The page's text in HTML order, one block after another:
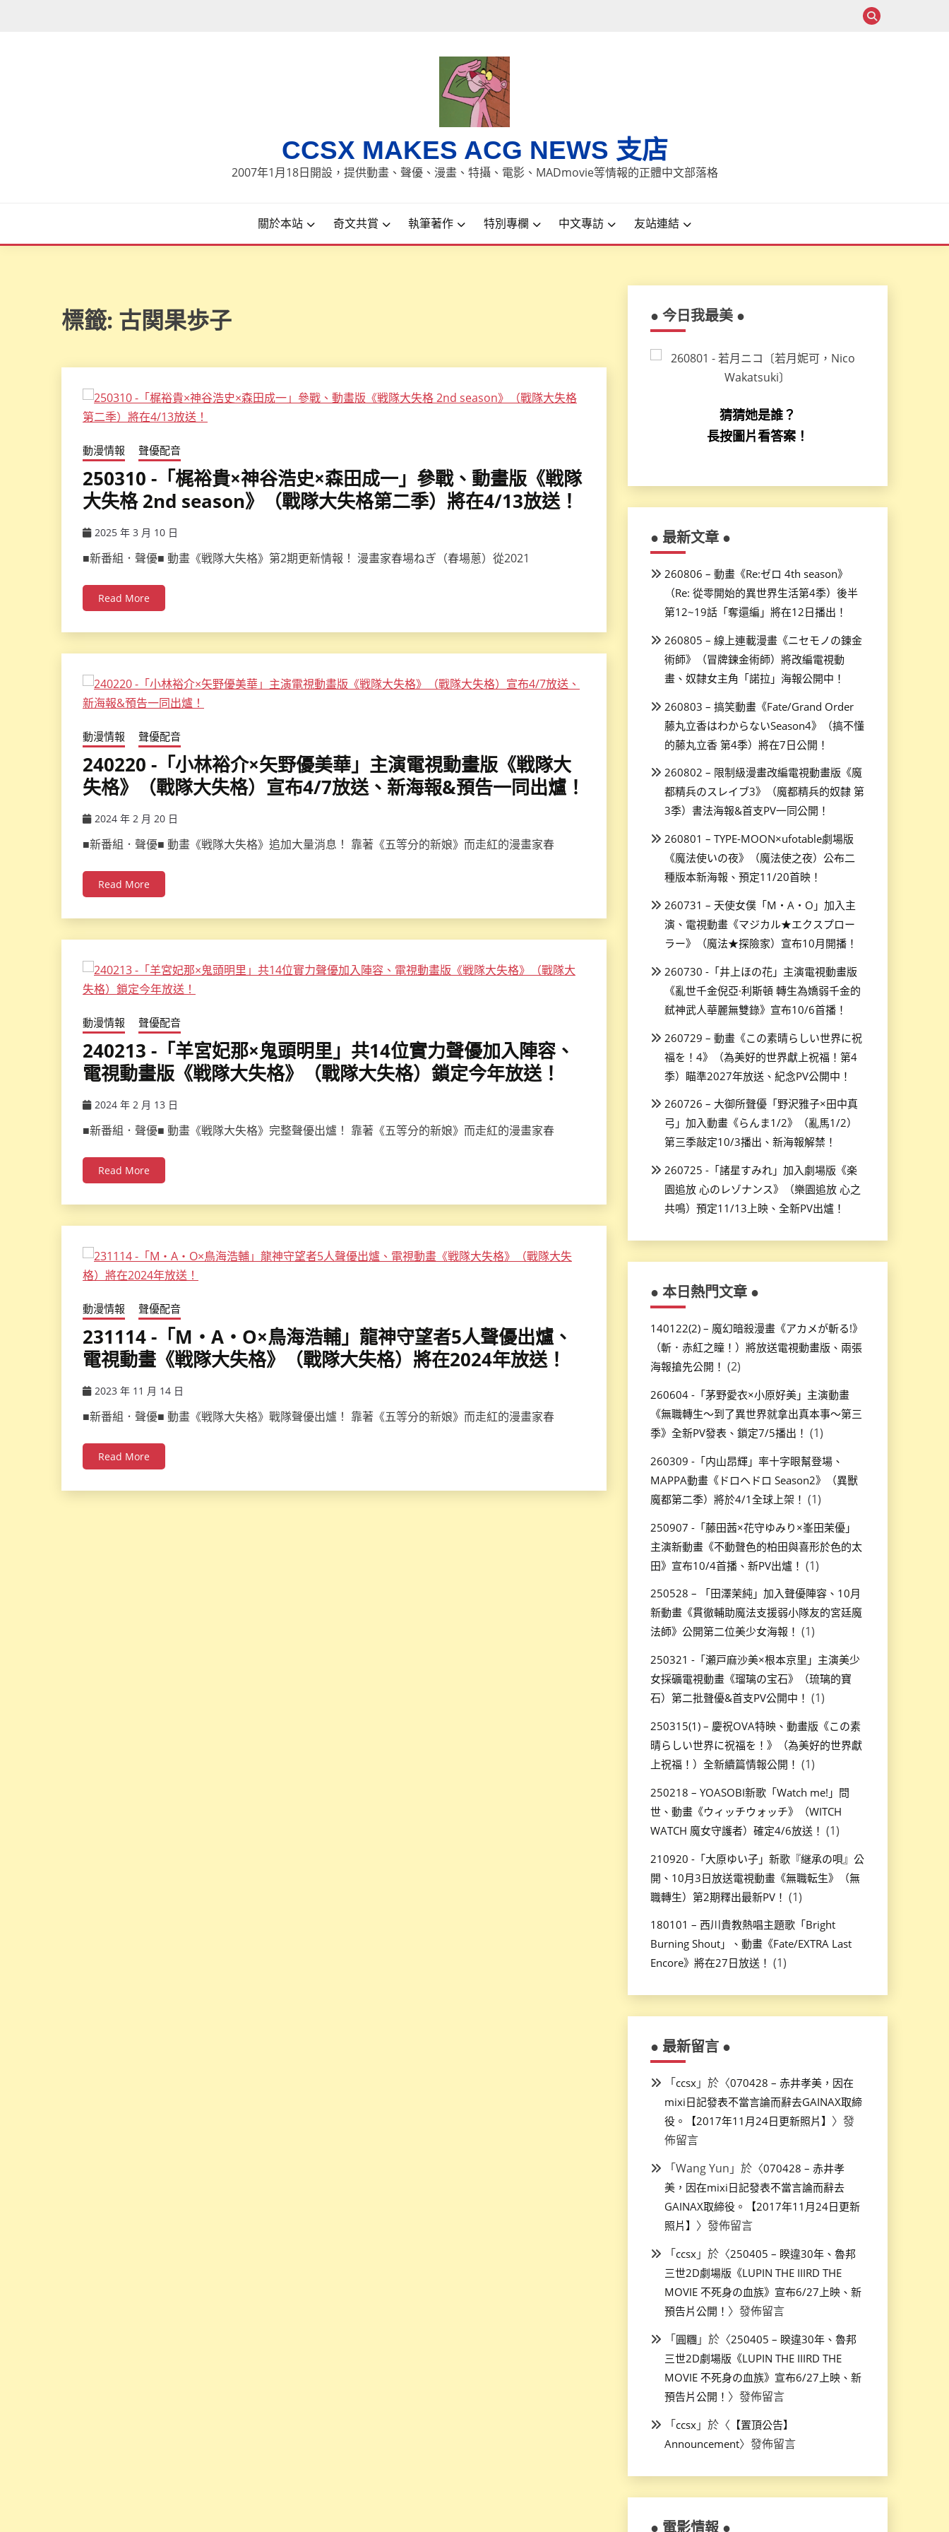
CCSX MAKES ACG NEWS 支店
2007年1月18日開設，提供動畫、聲優、漫畫、特攝、電影、MADmovie等情報的正體中文部落格
關於本站 奇文共賞 執筆著作 特別專欄 中文專訪 友站連結
標籤: 古関果歩子
動漫情報 聲優配音
250310 -「梶裕貴×神谷浩史×森田成一」參戰、動畫版《戦隊
大失格 2nd season》（戰隊大失格第二季）將在4/13放送！
2025 年 3 月 10 日
■新番組．聲優■ 動畫《戦隊大失格》第2期更新情報！ 漫畫家春場ねぎ（春場蔥）從2021
Read More
動漫情報 聲優配音
240220 -「小林裕介×矢野優美華」主演電視動畫版《戦隊大
失格》（戰隊大失格）宣布4/7放送、新海報&預告一同出爐！
2024 年 2 月 20 日
■新番組．聲優■ 動畫《戦隊大失格》追加大量消息！ 靠著《五等分的新娘》而走紅的漫畫家春
Read More
動漫情報 聲優配音
240213 -「羊宮妃那×鬼頭明里」共14位實力聲優加入陣容、
電視動畫版《戦隊大失格》（戰隊大失格）鎖定今年放送！
2024 年 2 月 13 日
■新番組．聲優■ 動畫《戦隊大失格》完整聲優出爐！ 靠著《五等分的新娘》而走紅的漫畫家春
Read More
動漫情報 聲優配音
231114 -「M・A・O×鳥海浩輔」龍神守望者5人聲優出爐、
電視動畫《戦隊大失格》（戰隊大失格）將在2024年放送！
2023 年 11 月 14 日
■新番組．聲優■ 動畫《戦隊大失格》戰隊聲優出爐！ 靠著《五等分的新娘》而走紅的漫畫家春
Read More
● 今日我最美 ●
猜猜她是誰？
長按圖片看答案！
● 最新文章 ●
260806 – 動畫《Re:ゼロ 4th season》
（Re: 從零開始的異世界生活第4季）後半
第12~19話「奪還編」將在12日播出！
260805 – 線上連載漫畫《ニセモノの錬金
術師》（冒牌鍊金術師）將改編電視動
畫、奴隸女主角「諾拉」海報公開中！
260803 – 搞笑動畫《Fate/Grand Order
藤丸立香はわからないSeason4》（搞不懂
的藤丸立香 第4季）將在7日公開！
260802 – 限制級漫畫改編電視動畫版《魔
都精兵のスレイブ3》（魔都精兵的奴隸 第
3季）書法海報&首支PV一同公開！
260801 – TYPE-MOON×ufotable劇場版
《魔法使いの夜》（魔法使之夜）公布二
種版本新海報、預定11/20首映！
260731 – 天使女僕「M・A・O」加入主
演、電視動畫《マジカル★エクスプロー
ラー》（魔法★探險家）宣布10月開播！
260730 -「井上ほの花」主演電視動畫版
《亂世千金倪亞·利斯頓 轉生為嬌弱千金的
弒神武人華麗無雙錄》宣布10/6首播！
260729 – 動畫《この素晴らしい世界に祝
福を！4》（為美好的世界獻上祝福！第4
季）瞄準2027年放送、紀念PV公開中！
260726 – 大御所聲優「野沢雅子×田中真
弓」加入動畫《らんま1/2》（亂馬1/2）
第三季敲定10/3播出、新海報解禁！
260725 -「諸星すみれ」加入劇場版《楽
園追放 心のレゾナンス》（樂園追放 心之
共鳴）預定11/13上映、全新PV出爐！
● 本日熱門文章 ●
140122(2) – 魔幻暗殺漫畫《アカメが斬る!》
（斬．赤紅之瞳！）將放送電視動畫版、兩張
海報搶先公開！ (2)
260604 -「茅野愛衣×小原好美」主演動畫
《無職轉生～到了異世界就拿出真本事～第三
季》全新PV發表、鎖定7/5播出！ (1)
260309 -「内山昂輝」率十字眼幫登場、
MAPPA動畫《ドロヘドロ Season2》（異獸
魔都第二季）將於4/1全球上架！ (1)
250907 -「藤田茜×花守ゆみり×峯田茉優」
主演新動畫《不動聲色的柏田與喜形於色的太
田》宣布10/4首播、新PV出爐！ (1)
250528 – 「田澤茉純」加入聲優陣容、10月
新動畫《貫徹輔助魔法支援弱小隊友的宮廷魔
法師》公開第二位美少女海報！ (1)
250321 -「瀬戸麻沙美×根本京里」主演美少
女採礦電視動畫《瑠璃の宝石》（琉璃的寶
石）第二批聲優&首支PV公開中！ (1)
250315(1) – 慶祝OVA特映、動畫版《この素
晴らしい世界に祝福を！》（為美好的世界獻
上祝福！）全新續篇情報公開！ (1)
250218 – YOASOBI新歌「Watch me!」問
世、動畫《ウィッチウォッチ》（WITCH
WATCH 魔女守護者）確定4/6放送！ (1)
210920 -「大原ゆい子」新歌『継承の唄』公
開、10月3日放送電視動畫《無職転生》（無
職轉生）第2期釋出最新PV！ (1)
180101 – 西川貴教熱唱主題歌「Bright
Burning Shout」、動畫《Fate/EXTRA Last
Encore》將在27日放送！ (1)
● 最新留言 ●
「ccsx」於〈070428 – 赤井孝美，因在
mixi日記發表不當言論而辭去GAINAX取締
役。【2017年11月24日更新照片】 〉發
佈留言
「Wang Yun 」於〈070428 – 赤井孝
美，因在mixi日記發表不當言論而辭去
GAINAX取締役。【2017年11月24日更新
照片】 〉發佈留言
「ccsx」於〈250405 – 睽違30年、魯邦
三世2D劇場版《LUPIN THE IIIRD THE
MOVIE 不死身の血族》宣布6/27上映、新
預告片公開！ 〉發佈留言
「圓糰」於〈250405 – 睽違30年、魯邦
三世2D劇場版《LUPIN THE IIIRD THE
MOVIE 不死身の血族》宣布6/27上映、新
預告片公開！ 〉發佈留言
「ccsx」於〈 【置頂公告】
Announcement〉發佈留言
● 電影情報 ●